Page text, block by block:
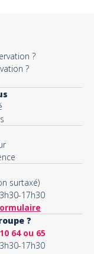
?
?
surtaxé)
17h30
?
64 ou 65
17h30